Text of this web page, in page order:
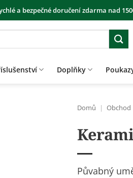
a bezpečné doručení zdarma nad
Doplňky
Domů | Obchod
Půvabný